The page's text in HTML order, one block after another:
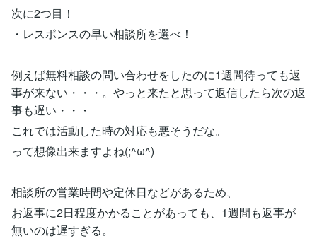
次に2つ目！
・レスポンスの早い相談所を選べ！
例えば無料相談の問い合わせをしたのに1週間待っても返
事が来ない・・・。やっと来たと思って返信したら次の返
事も遅い・・・
これでは活動した時の対応も悪そうだな。
って想像出来ますよね(;^ω^)
相談所の営業時間や定休日などがあるため、
お返事に2日程度かかることがあっても、1週間も返事が
無いのは遅すぎる。